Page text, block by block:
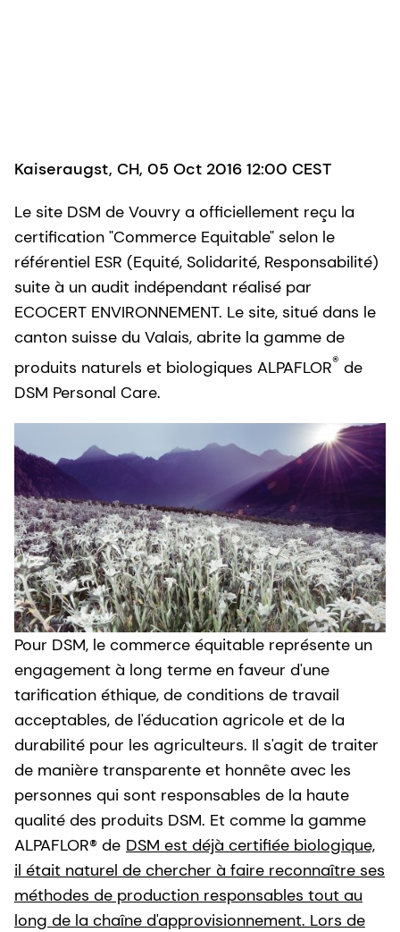
Kaiseraugst, CH, 05 Oct 2016 12:00 CEST
Le site DSM de Vouvry a officiellement reçu la
certification "Commerce Equitable" selon le
référentiel ESR (Equité, Solidarité, Responsabilité)
suite à un audit indépendant réalisé par
ECOCERT ENVIRONNEMENT. Le site, situé dans le
canton suisse du Valais, abrite la gamme de
produits naturels et biologiques ALPAFLOR® de
DSM Personal Care.
Pour DSM, le commerce équitable représente un
engagement à long terme en faveur d'une
tarification éthique, de conditions de travail
acceptables, de l'éducation agricole et de la
durabilité pour les agriculteurs. Il s'agit de traiter
de manière transparente et honnête avec les
personnes qui sont responsables de la haute
qualité des produits DSM. Et comme la gamme
ALPAFLOR® de DSM est déjà certifiée biologique,
il était naturel de chercher à faire reconnaître ses
méthodes de production responsables tout au
long de la chaîne d'approvisionnement. Lors de